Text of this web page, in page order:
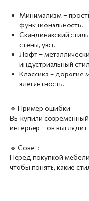
Минимализм –
функциональность.
Скандинавский
стены, уют.
Лофт –
индустриальный
Классика – дорогие
элегантность.
🔹 Пример ошибки:
Вы купили современный
интерьер – он
🔹 Совет:
Перед покупкой
чтобы понять, какие